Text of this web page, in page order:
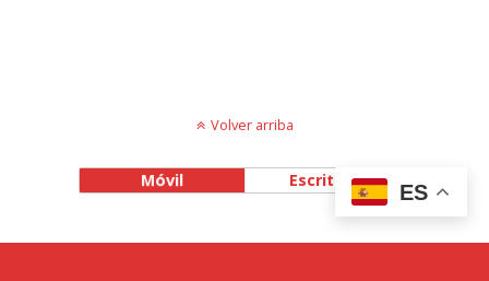
Volver arriba
Móvil Escritorio
ES